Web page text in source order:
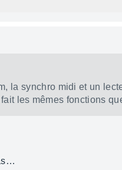
la synchro midi et un
les mêmes fonctions